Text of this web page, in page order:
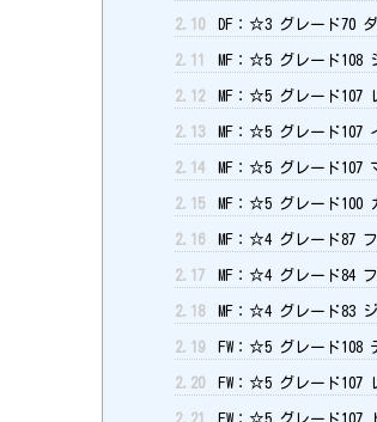
2.10 DF：☆3 グレード70
2.11 MF：☆5 グレード108
2.12 MF：☆5 グレード107
2.13 MF：☆5 グレード107
2.14 MF：☆5 グレード107
2.15 MF：☆5 グレード100
2.16 MF：☆4 グレード87
2.17 MF：☆4 グレード84
2.18 MF：☆4 グレード83
2.19 FW：☆5 グレード108
2.20 FW：☆5 グレード107